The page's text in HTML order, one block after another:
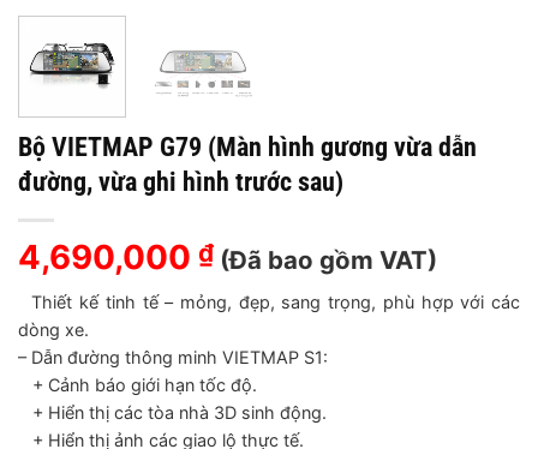
Bộ VIETMAP G79 (Màn hình gương vừa dẫn
đường, vừa ghi hình trước sau)
4,690,000 ₫ (Đã bao gồm VAT)
Thiết kế tinh tế – mỏng, đẹp, sang trọng, phù hợp với các
dòng xe.
– Dẫn đường thông minh VIETMAP S1:
+ Cảnh báo giới hạn tốc độ.
+ Hiển thị các tòa nhà 3D sinh động.
+ Hiển thị ảnh các giao lộ thực tế.